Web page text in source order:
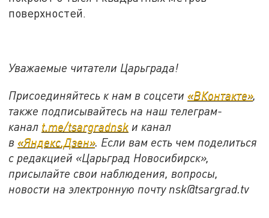
поверхностей.
Уважаемые читатели Царьграда!
Присоединяйтесь к нам в соцсети «ВКонтакте»,
также подписывайтесь на наш телеграм-
канал t.me/tsargradnsk и канал
в «Яндекс.Дзен». Если вам есть чем поделиться
с редакцией «Царьград Новосибирск»,
присылайте свои наблюдения, вопросы,
новости на электронную почту nsk@tsargrad.tv